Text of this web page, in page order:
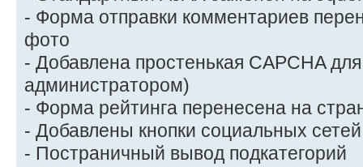
- Форма отправки комментариев
фото
- Добавлена простенькая CAPCHA
администратором)
- Форма рейтинга перенесена на
- Добавлены кнопки социальных сетей
- Постраничный вывод подкатегорий